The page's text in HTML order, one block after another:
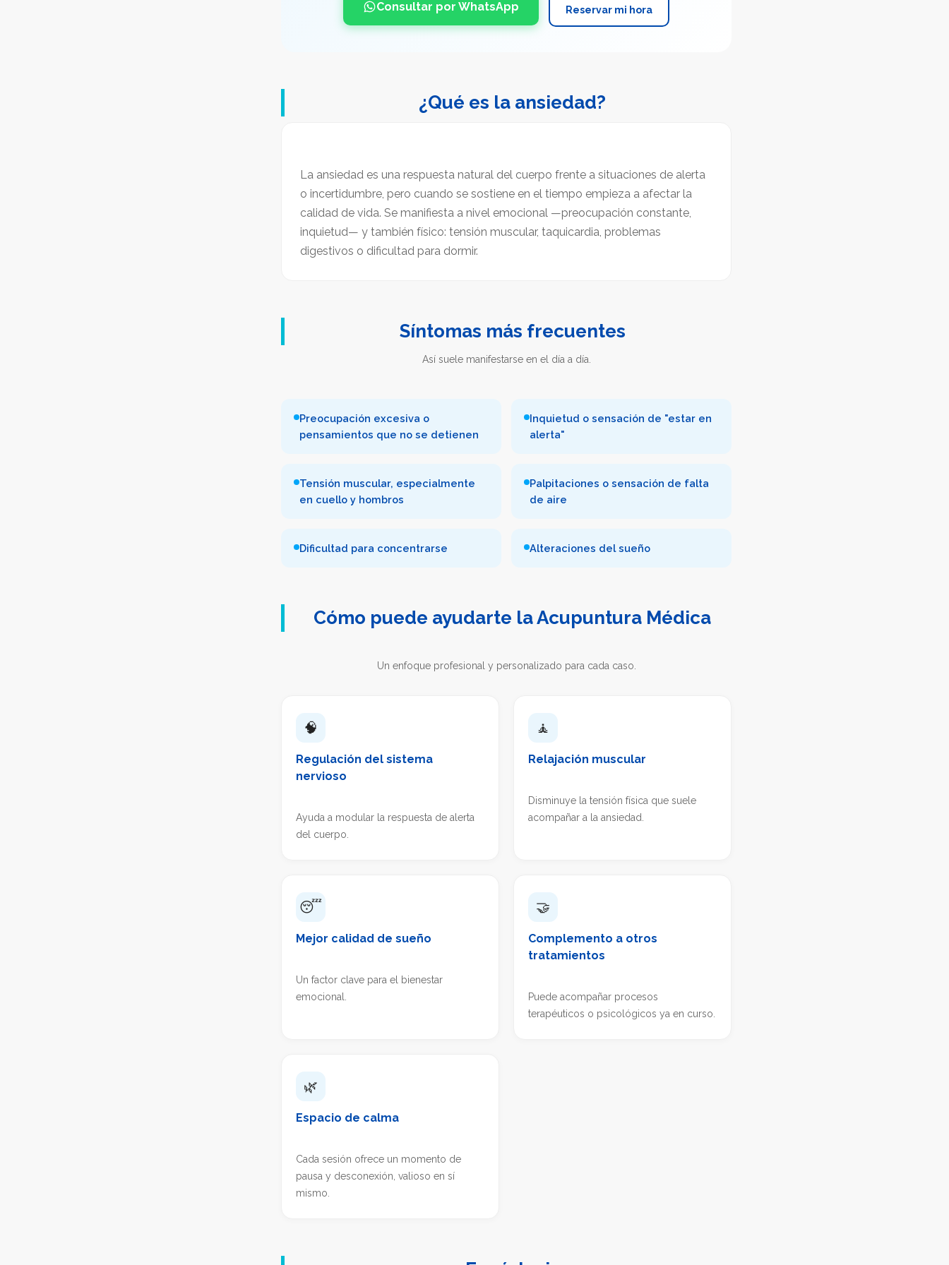
Consultar por WhatsApp Reservar mi hora
¿Qué es la ansiedad?
La ansiedad es una respuesta natural del cuerpo frente a situaciones de alerta
o incertidumbre, pero cuando se sostiene en el tiempo empieza a afectar la
calidad de vida. Se manifiesta a nivel emocional —preocupación constante,
inquietud— y también físico: tensión muscular, taquicardia, problemas
digestivos o dificultad para dormir.
Síntomas más frecuentes
Así suele manifestarse en el día a día.
Preocupación excesiva o
pensamientos que no se detienen
Inquietud o sensación de "estar en
alerta"
Tensión muscular, especialmente
en cuello y hombros
Palpitaciones o sensación de falta
de aire
Dificultad para concentrarse Alteraciones del sueño
Cómo puede ayudarte la Acupuntura Médica
Un enfoque profesional y personalizado para cada caso.
🧠
Regulación del sistema
nervioso
Ayuda a modular la respuesta de alerta
del cuerpo.
🧘
Relajación muscular
Disminuye la tensión física que suele
acompañar a la ansiedad.
😴
Mejor calidad de sueño
Un factor clave para el bienestar
emocional.
🤝
Complemento a otros
tratamientos
Puede acompañar procesos
terapéuticos o psicológicos ya en curso.
🌿
Espacio de calma
Cada sesión ofrece un momento de
pausa y desconexión, valioso en sí
mismo.